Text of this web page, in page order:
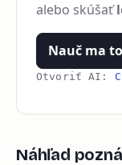
alebo skúšať
Nauč ma to
Otvoriť AI:
Náhľad